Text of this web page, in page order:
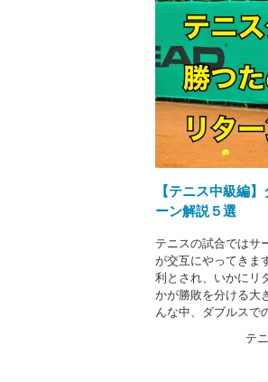
【テニス中級編
ーン解説５選
テニスの試合ではサ
が交互にやってきま
利とされ、いかにリ
かが勝敗を分ける大
んな中、ダブルスで
テ